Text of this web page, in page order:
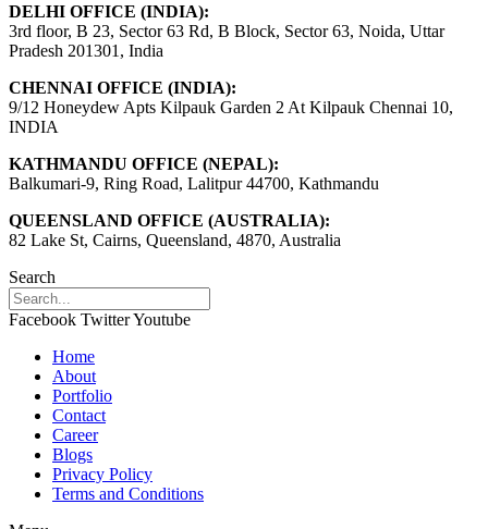
DELHI OFFICE (INDIA):
3rd floor, B 23, Sector 63 Rd, B Block, Sector 63, Noida, Uttar
Pradesh 201301, India
CHENNAI OFFICE (INDIA):
9/12 Honeydew Apts Kilpauk Garden 2 At Kilpauk Chennai 10,
INDIA
KATHMANDU OFFICE (NEPAL):
Balkumari-9, Ring Road, Lalitpur 44700, Kathmandu
QUEENSLAND OFFICE (AUSTRALIA):
82 Lake St, Cairns, Queensland, 4870, Australia
Search
Facebook TwitterYoutube
Home
About
Portfolio
Contact
Career
Blogs
Privacy Policy
Terms and Conditions